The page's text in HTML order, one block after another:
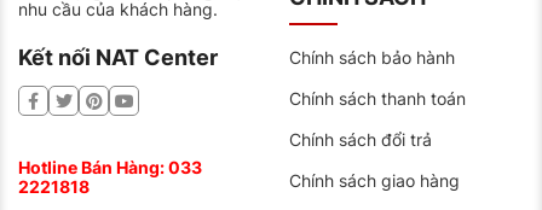
nhu cầu của khách hàng.
Kết nối NAT Center
Hotline Bán Hàng:033
2221818
Chính sách bảo hành
Chính sách thanh toán
Chính sách đổi trả
Chính sách giao hàng